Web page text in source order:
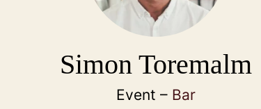
Simon Toremalm
Event – Bar